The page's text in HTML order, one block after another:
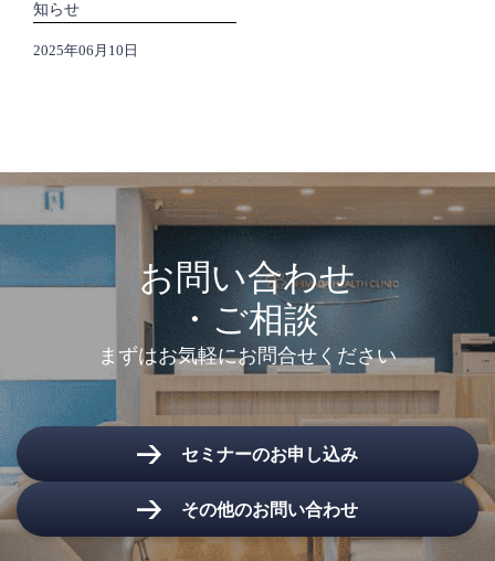
知らせ
2025年06月10日
お問い合わせ
・ご相談
まずはお気軽にお問合せください
セミナーのお申し込み
その他のお問い合わせ